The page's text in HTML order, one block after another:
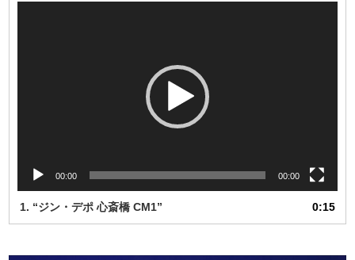
00:00 00:00
1. “ジン・デポ 心斎橋 CM1” 0:15